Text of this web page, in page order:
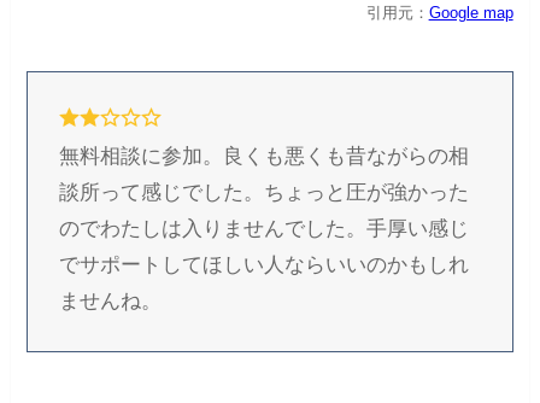
引用元： Google map
無料相談に参加。良くも悪くも昔ながらの相
談所って感じでした。ちょっと圧が強かった
のでわたしは入りませんでした。手厚い感じ
でサポートしてほしい人ならいいのかもしれ
ませんね。